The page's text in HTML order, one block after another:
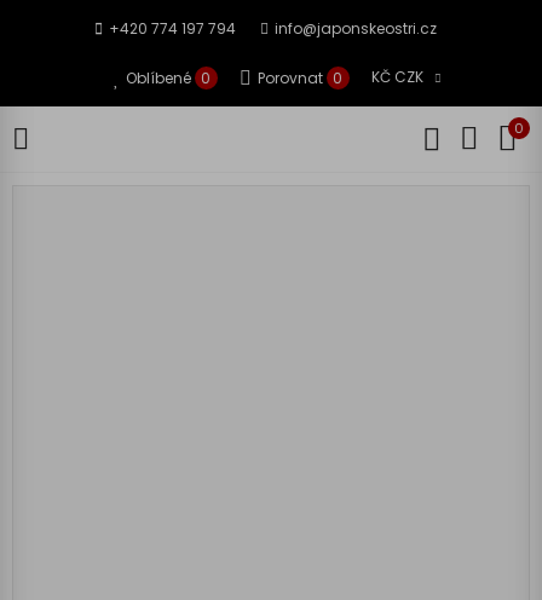
+420 774 197 794 info@japonskeostri.cz
Oblíbené 0 Porovnat 0 KČ CZK
0